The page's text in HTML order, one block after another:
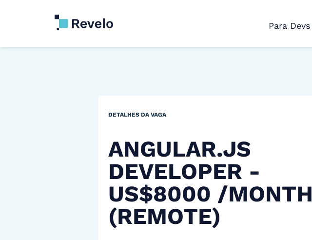
Para Devs
DETALHES DA VAGA
ANGULAR.JS
DEVELOPER -
US$8000 /MONTH
(REMOTE)